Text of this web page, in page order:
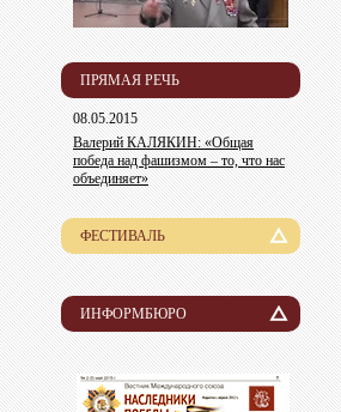
ПРЯМАЯ РЕЧЬ
08.05.2015
Валерий КАЛЯКИН: «Общая
победа над фашизмом – то, что нас
объединяет»
ФЕСТИВАЛЬ
История
Лауреаты
Организационный комитет
Информация для участников
ИНФОРМБЮРО
Новости
Пресса о нас